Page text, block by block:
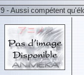
9 - Aussi compétent